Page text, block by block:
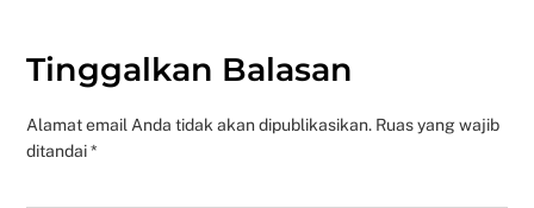
Tinggalkan Balasan
Alamat email Anda tidak akan dipublikasikan. Ruas yang wajib
ditandai*